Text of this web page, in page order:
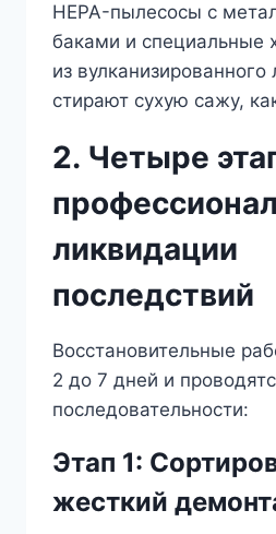
HEPA-пылесосы с
баками и специальные
из вулканизированного
стирают сухую сажу,
2. Четыре
ликвидации
последствий
Восстановительные
2 до 7 дней и
последовательности:
Этап 1:
жесткий